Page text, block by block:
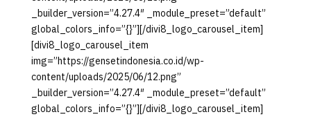
_builder_version=”4.27.4″ _module_preset=”default”
global_colors_info=”{}”][/divi8_logo_carousel_item]
[divi8_logo_carousel_item
img=”https://gensetindonesia.co.id/wp-
content/uploads/2025/06/12.png”
_builder_version=”4.27.4″ _module_preset=”default”
global_colors_info=”{}”][/divi8_logo_carousel_item]